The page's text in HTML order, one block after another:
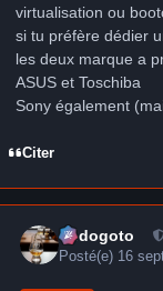
virtualisation ou
si tu préfère dédier
les deux marque a
ASUS et Toschiba
Sony également
Citer
frédogoto
Posté(e) 16